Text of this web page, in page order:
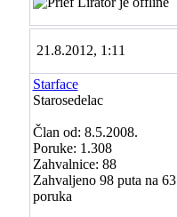
21.8.2012, 1:11
Starface
Starosedelac
Član od: 8.5.2008.
Poruke: 1.308
Zahvalnice: 88
Zahvaljeno 98 puta na 63
poruka